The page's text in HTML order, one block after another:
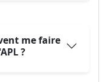
me faire
?